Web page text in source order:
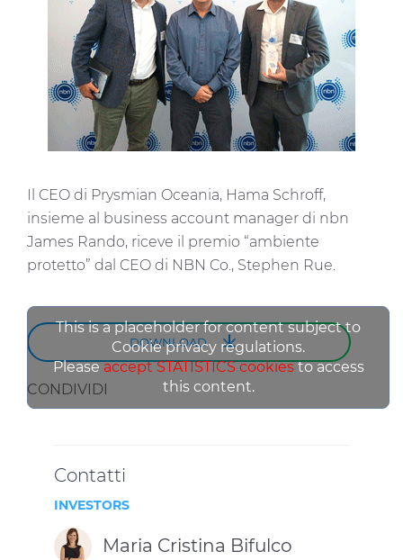
accept all categories of cookies, click on "Use necessary
cookie only" to admit only necessary cookies or decide
which cookies to accept by clicking on "Customize". For
more details, please consult ourCookie Policyand
Privacy Policysections.
Il CEO di Prysmian Oceania, Hama Schroff,
insieme al business account manager di nbn
James Rando, riceve il premio “ambiente
protetto” dal CEO di NBN Co., Stephen Rue.
DOWNLOAD
CONDIVIDI
This is a placeholder for content subject to
Cookie privacy regulations.
Pleaseaccept STATISTICS cookiesto access
this content.
Contatti
INVESTORS
Maria Cristina Bifulco